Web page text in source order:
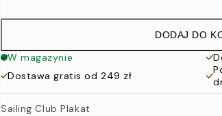
40x50 cm
50x50 cm
DODAJ DO
W magazynie
Dostawa gratis od 249 zł
Sailing Club Plakat